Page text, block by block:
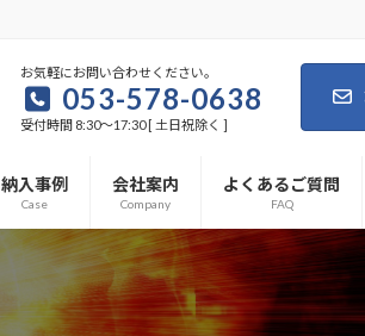
お気軽にお問い合わせください。
053-578-0638
受付時間 8:30～17:30 [ 土日祝除く ]
納入事例
Case
会社案内
Company
よくあるご質問
FAQ